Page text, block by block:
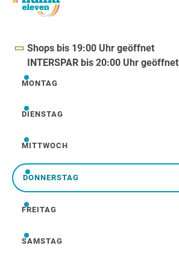
Shops bis 19:00 Uhr geöffnet
INTERSPAR bis 20:00 Uhr geöffnet
Montag
MONTAG
Dienstag
DIENSTAG
Mittwoch
MITTWOCH
Donnerstag
DONNERSTAG
Freitag
FREITAG
Samstag
SAMSTAG